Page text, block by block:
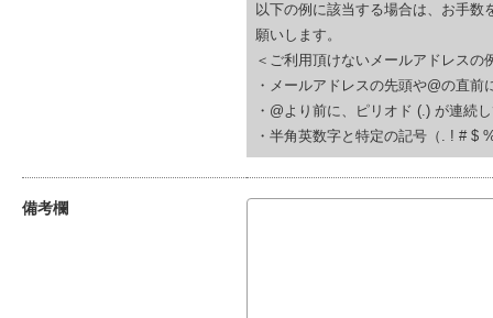
以下の例に該当する場合は、お手
願いします。
＜ご利用頂けないメールアドレスの
・メールアドレスの先頭や@の直
・@より前に、ピリオド (.) が連続
・半角英数字と特定の記号（. ! # $
備考欄